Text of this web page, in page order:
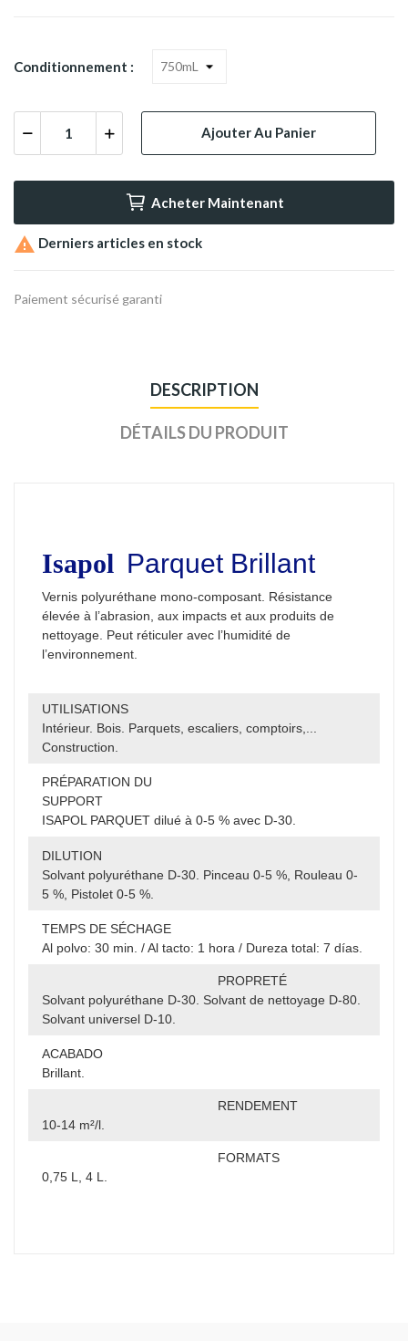
Conditionnement :
Ajouter Au Panier
Acheter Maintenant
 Derniers articles en stock
Paiement sécurisé garanti
DESCRIPTION
DÉTAILS DU PRODUIT
Isapol Parquet Brillant
Vernis polyuréthane mono-composant. Résistance
élevée à l’abrasion, aux impacts et aux produits de
nettoyage. Peut réticuler avec l’humidité de
l’environnement.
UTILISATIONS
Intérieur. Bois. Parquets, escaliers, comptoirs,...
Construction.
PRÉPARATION DU
SUPPORT
ISAPOL PARQUET dilué à 0-5 % avec D-30.
DILUTION
Solvant polyuréthane D-30. Pinceau 0-5 %, Rouleau 0-
5 %, Pistolet 0-5 %.
TEMPS DE SÉCHAGE
Al polvo: 30 min. / Al tacto: 1 hora / Dureza total: 7 días.
PROPRETÉ
Solvant polyuréthane D-30. Solvant de nettoyage D-80.
Solvant universel D-10.
ACABADO
Brillant.
RENDEMENT
10-14 m²/l.
FORMATS
0,75 L, 4 L.